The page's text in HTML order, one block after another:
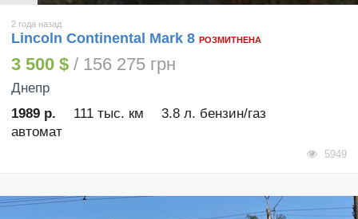
2 года назад
Lincoln Continental Mark 8 РОЗМИТНЕНА
3 500 $ / 156 275 грн
Днепр
1989 р.
111 тыс. км
3.8 л. бензин/газ
автомат
5949